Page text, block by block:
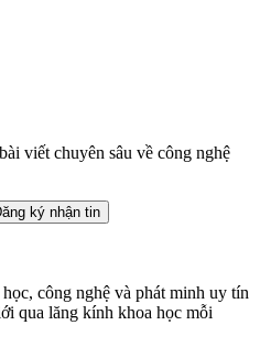
viết chuyên sâu về công nghệ
ký nhận tin
công nghệ và phát minh uy tín
qua lăng kính khoa học mỗi